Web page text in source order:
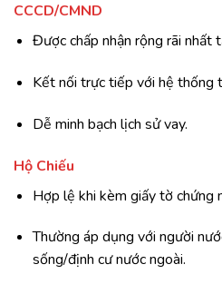
CCCD/CMND
Được chấp nhận rộng rãi nhất
Kết nối trực tiếp với hệ thống
Dễ minh bạch lịch sử vay.
Hộ Chiếu
Hợp lệ khi kèm giấy tờ chứng
Thường áp dụng với người
sống/định cư nước ngoài.